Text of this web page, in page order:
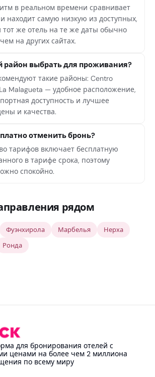
в реальном времени сравнивает
находит самую низкую из доступных,
тот же отель на те же даты обычно
на других сайтах.
район выбрать для проживания?
такие районы: Centro
Malagueta — удобное расположение,
доступность и лучшее
и качества.
отменить бронь?
тарифов включает бесплатную
в тарифе срока, поэтому
спокойно.
рядом
Фуэнхирола Марбелья
Нерха
Ронда
для бронирования отелей с
ценами на более чем 2 миллиона
по всему миру